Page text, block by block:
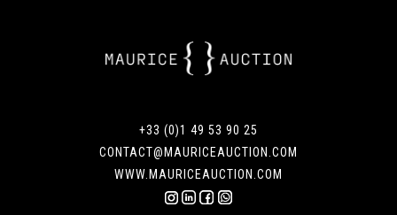
+33 (0)1 49 53 90 25
CONTACT@MAURICEAUCTION.COM
WWW.MAURICEAUCTION.COM